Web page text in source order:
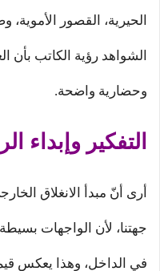
الحيرية، القصور
الشواهد رؤية الكاتب بأن
وحضارية واضحة.
التفكير وإبداء
أرى أنّ مبدأ الانغلاق
جهتنا، لأن الواجهات
في الداخل، وهذا يعكس